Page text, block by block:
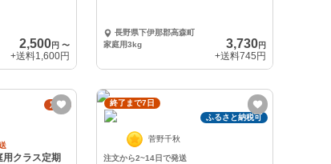
2,500円〜
+送料1,600円
長野県下伊那郡高森町
家庭用3kg
3,730円
+送料745円
定期
クラス定期
終了まで7日
ふるさと納税可
菅野千秋
注文から2~14日で発送